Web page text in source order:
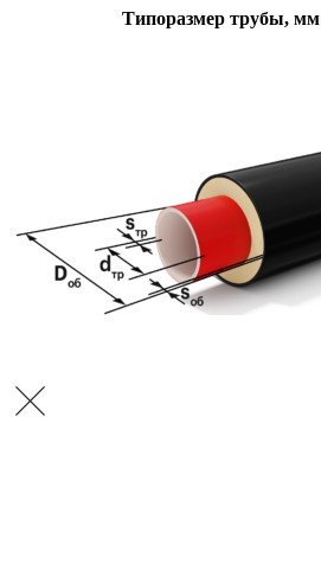
Типоразмер трубы, мм